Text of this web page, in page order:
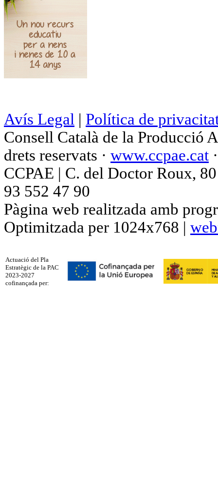
Avís Legal | Política de
Consell Català de la Producció
drets reservats · www.ccpae.cat
CCPAE | C. del Doctor Roux,
93 552 47 90
Pàgina web realitzada amb
Optimitzada per 1024x768 |
Actuació del Pla
Estratègic de la PAC
2023-2027
cofinançada per: